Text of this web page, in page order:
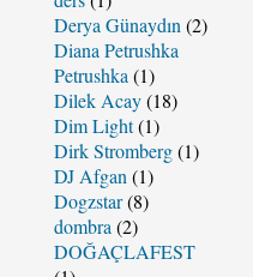
Derya Günaydın (2)
Diana Petrushka
Petrushka (1)
Dilek Acay(18)
Dim Light(1)
Dirk Stromberg(1)
DJ Afgan (1)
Dogzstar(8)
dombra (2)
DOĞAÇLAFEST